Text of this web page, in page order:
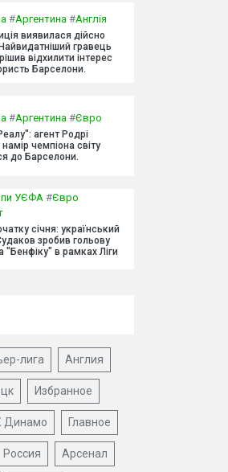
#Аргентина #Англія
виявилася дійсно
гравець
відхилити інтерес
Барселони.
#Аргентина #Євро
агент Родрі
чемпіона світу
до Барселони.
УЄФА #Євро
січня: український
зробив гольову
"Бенфіку" в рамках Ліги
лига Англия
Избранное
Динамо Главное
Россия Арсенал